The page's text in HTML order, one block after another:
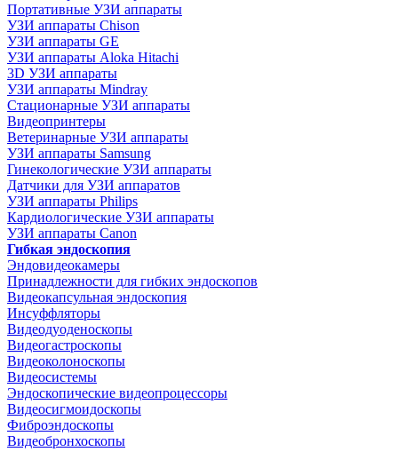
Портативные УЗИ аппараты
УЗИ аппараты Chison
УЗИ аппараты GE
УЗИ аппараты Aloka Hitachi
3D УЗИ аппараты
УЗИ аппараты Mindray
Стационарные УЗИ аппараты
Видеопринтеры
Ветеринарные УЗИ аппараты
УЗИ аппараты Samsung
Гинекологические УЗИ аппараты
Датчики для УЗИ аппаратов
УЗИ аппараты Philips
Кардиологические УЗИ аппараты
УЗИ аппараты Canon
Гибкая эндоскопия
Эндовидеокамеры
Принадлежности для гибких эндоскопов
Видеокапсульная эндоскопия
Инсуффляторы
Видеодуоденоскопы
Видеогастроскопы
Видеоколоноскопы
Видеосистемы
Эндоскопические видеопроцессоры
Видеосигмоидоскопы
Фиброэндоскопы
Видеобронхоскопы